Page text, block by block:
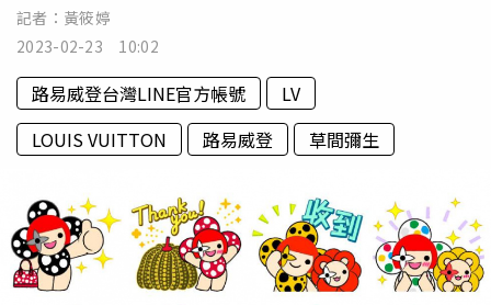
記者： 黃筱婷
2023-02-23 10:02
路易威登台灣LINE官方帳號
LV
LOUIS VUITTON
路易威登 草間彌生